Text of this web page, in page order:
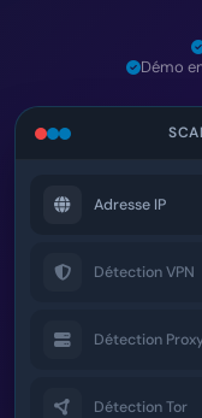
Démo
Adresse IP
Détection VPN
Détection
Détection Tor